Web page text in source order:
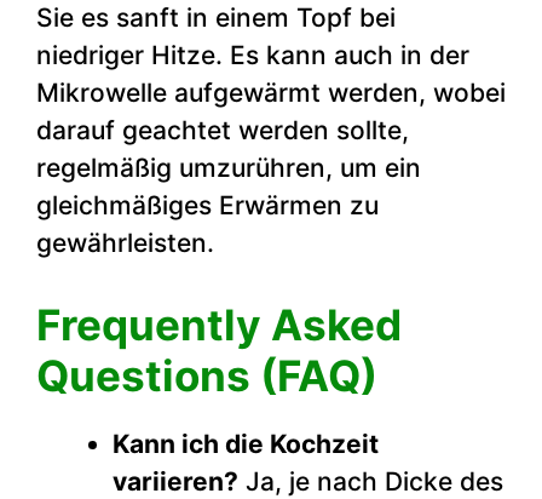
Sie es sanft in einem Topf bei
niedriger Hitze. Es kann auch in der
Mikrowelle aufgewärmt werden, wobei
darauf geachtet werden sollte,
regelmäßig umzurühren, um ein
gleichmäßiges Erwärmen zu
gewährleisten.
Frequently Asked
Questions (FAQ)
Kann ich die Kochzeit
variieren? Ja, je nach Dicke des